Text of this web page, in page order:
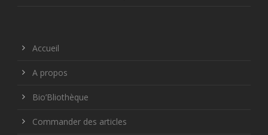
Accueil
A propos
Bio’Bliothèque
Commander des articles